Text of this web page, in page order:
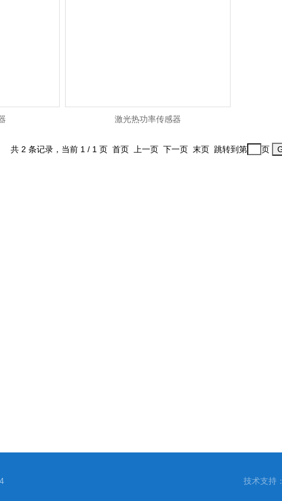
激光热功率传感器
共 2 条记录，当前 1 / 1 页 首页 上一页 下一页 末页 跳转到第 页
技术支持：